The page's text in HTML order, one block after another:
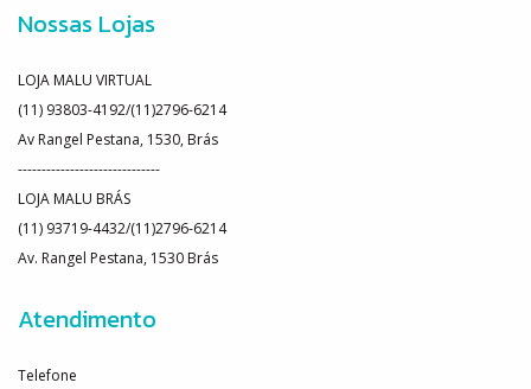
Nossas Lojas
LOJA MALU VIRTUAL
(11) 93803-4192/(11)2796-6214
Av Rangel Pestana, 1530, Brás
------------------------------
LOJA MALU BRÁS
(11) 93719-4432/(11)2796-6214
Av. Rangel Pestana, 1530 Brás
Atendimento
Telefone